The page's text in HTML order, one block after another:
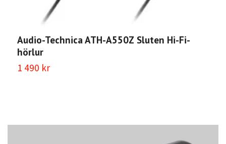
Audio-Technica ATH-A550Z Sluten Hi-Fi-
hörlur
1 490 kr